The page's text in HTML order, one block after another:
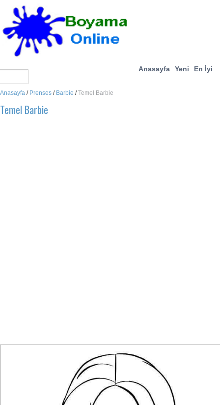
Anasayfa Yeni En İyi
Anasayfa / Prenses / Barbie /Temel Barbie
Temel Barbie